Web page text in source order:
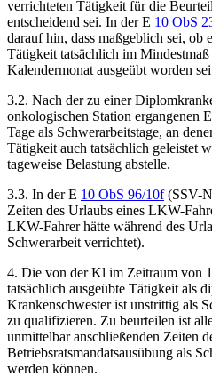
verrichteten Tätigkeit für die
entscheidend sei. In der E 10 ObS
darauf hin, dass maßgeblich sei, ob
Tätigkeit tatsächlich im
Kalendermonat ausgeübt worden
3.2. Nach der zu einer
onkologischen Station ergangenen E
Tage als Schwerarbeitstage, an
Tätigkeit auch tatsächlich geleistet
tageweise Belastung abstelle.
3.3. In der E 10 ObS 96/10f(SSV-
Zeiten des Urlaubs eines LKW-
LKW-Fahrer hätte während des
Schwerarbeit verrichtet).
4. Die von der Kl im Zeitraum von
tatsächlich ausgeübte Tätigkeit als
Krankenschwester ist unstrittig als
zu qualifizieren. Zu beurteilen ist
unmittelbar anschließenden Zeiten
Betriebsratsmandatsausübung als
werden können.